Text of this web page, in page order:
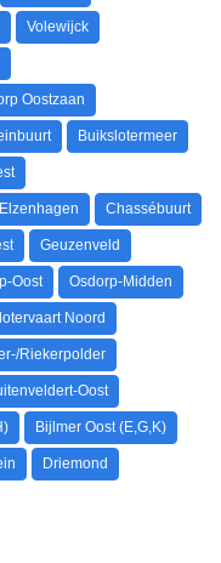
Volewijck
Oostzaan
Buikslotermeer
Elzenhagen Chassébuurt
Geuzenveld
Oost Osdorp-Midden
Noord
Riekerpolder
Oost
Bijlmer Oost (E,G,K)
Driemond